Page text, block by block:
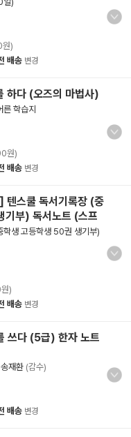
)
배송 변경
하다 (오즈의 마법사)
른 학습지
원)
배송 변경
스쿨 독서기록장 (중
기부) 독서노트 (스프
학생 고등학생 50권 생기부)
)
배송 변경
쓰다 (5급) 한자 노트
송재환 (감수)
배송 변경